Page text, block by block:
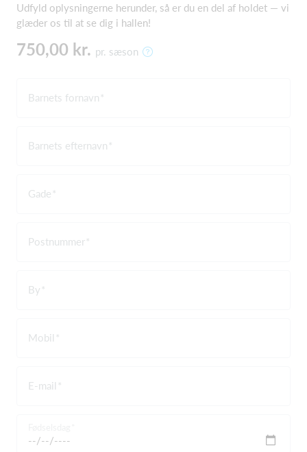
Udfyld oplysningerne herunder, så er du en del af holdet — vi
glæder os til at se dig i hallen!
750,00 kr. pr. sæson
Barnets fornavn
Barnets efternavn
Gade
Postnummer
By
Mobil
E-mail